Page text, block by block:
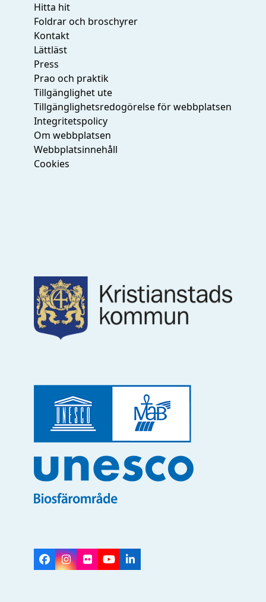
Hitta hit
Foldrar och broschyrer
Kontakt
Lättläst
Press
Prao och praktik
Tillgänglighet ute
Tillgänglighetsredogörelse för webbplatsen
Integritetspolicy
Om webbplatsen
Webbplatsinnehåll
Cookies
Facebook
Instagram
FlickrYouTubeLinkedIn